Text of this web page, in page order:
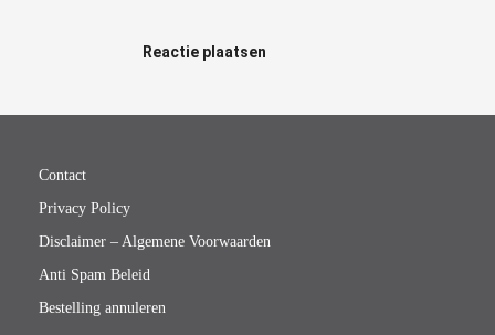
Reactie plaatsen
Contact
Privacy Policy
Disclaimer – Algemene Voorwaarden
Anti Spam Beleid
Bestelling annuleren